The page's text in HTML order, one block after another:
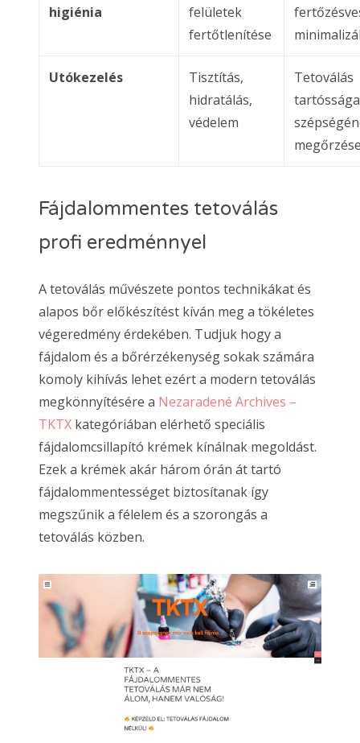
higiénia
felületek
fertőtlenítése
Utókezelés
Tisztítás,
hidratálás,
védelem
Tetoválás
Fájdalommentes tetoválás
profi eredménnyel
A tetoválás művészete pontos technikákat és
alapos bőr előkészítést kíván meg a tökéletes
végeredmény érdekében. Tudjuk hogy a
fájdalom és a bőrérzékenység sokak számára
komoly kihívás lehet ezért a modern tetoválás
megkönnyítésére a Nezaradené Archives –
TKTX kategóriában elérhető speciális
fájdalomcsillapító krémek kínálnak megoldást.
Ezek a krémek akár három órán át tartó
fájdalommentességet biztosítanak így
megszűnik a félelem és a szorongás a
tetoválás közben.